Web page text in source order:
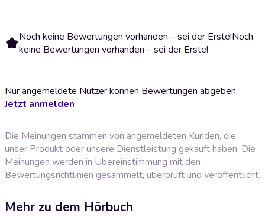
Noch keine Bewertungen vorhanden – sei der Erste!Noch
keine Bewertungen vorhanden – sei der Erste!
Nur angemeldete Nutzer können Bewertungen abgeben.
Jetzt anmelden
Die Meinungen stammen von angemeldeten Kunden, die
unser Produkt oder unsere Dienstleistung gekauft haben. Die
Meinungen werden in Übereinstimmung mit den
Bewertungsrichtlinien gesammelt, überprüft und veröffentlicht.
Mehr zu dem Hörbuch